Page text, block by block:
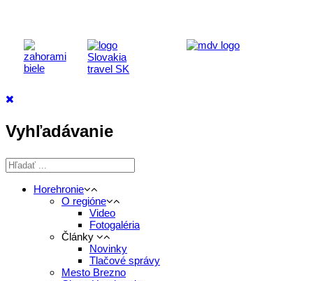
Vyhľadávanie
Horehronie
O regióne
Video
Fotogaléria
Články
Novinky
Tlačové správy
Mesto Brezno